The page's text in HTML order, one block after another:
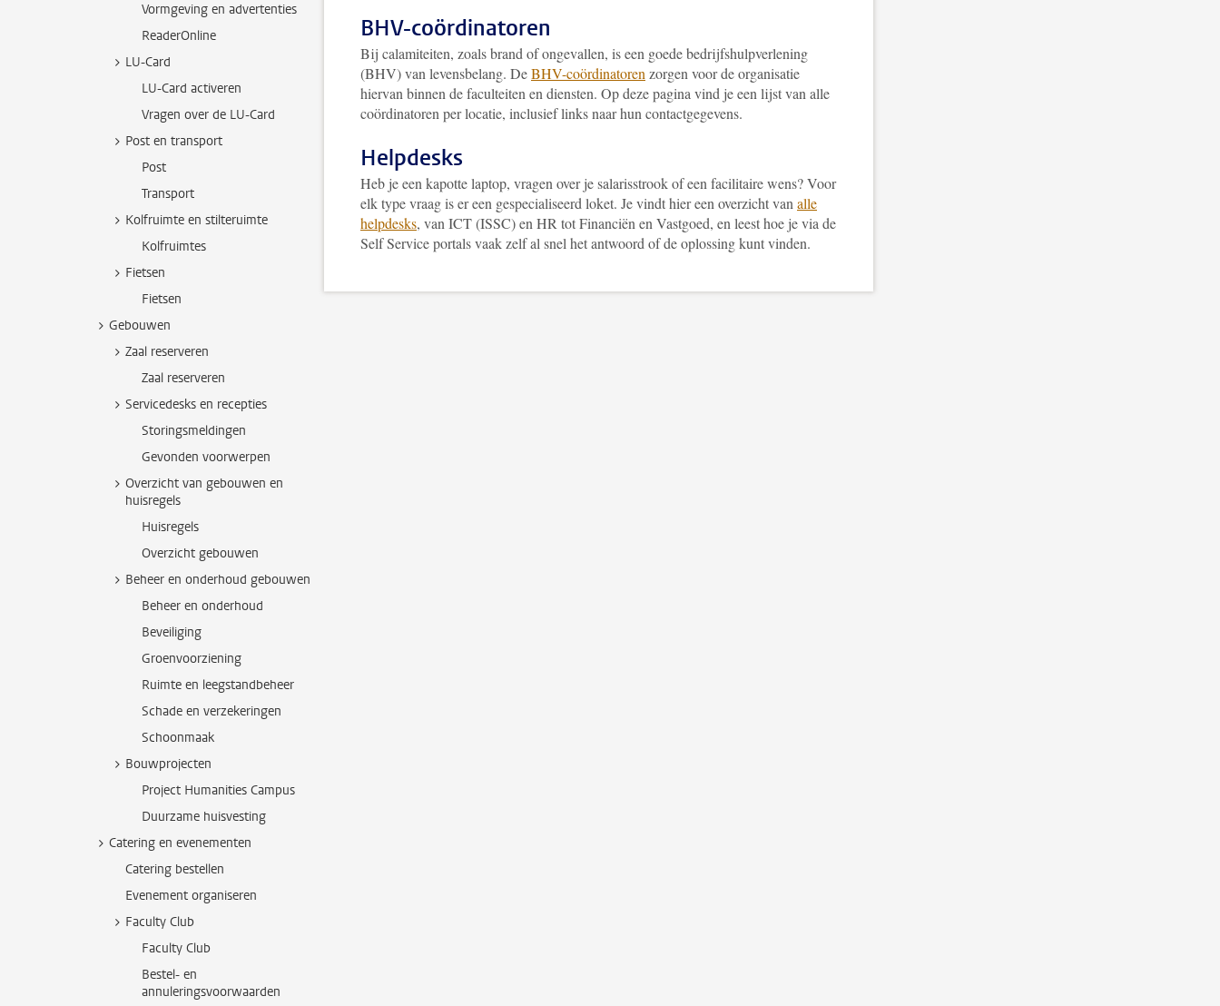
Vormgeving en advertenties
ReaderOnline
LU-Card
LU-Card activeren
Vragen over de LU-Card
Post en transport
Post
Transport
Kolfruimte en stilteruimte
Kolfruimtes
Fietsen
Fietsen
Gebouwen
Zaal reserveren
Zaal reserveren
Servicedesks en recepties
Storingsmeldingen
Gevonden voorwerpen
Overzicht van gebouwen en
huisregels
Huisregels
Overzicht gebouwen
Beheer en onderhoud gebouwen
Beheer en onderhoud
Beveiliging
Groenvoorziening
Ruimte en leegstandbeheer
Schade en verzekeringen
Schoonmaak
Bouwprojecten
Project Humanities Campus
Duurzame huisvesting
Catering en evenementen
Catering bestellen
Evenement organiseren
Faculty Club
Faculty Club
Bestel- en
annuleringsvoorwaarden
BHV-coördinatoren
Bij calamiteiten, zoals brand of ongevallen, is een goede bedrijfshulpverlening
(BHV) van levensbelang. DeBHV-coördinatoren zorgen voor de organisatie
hiervan binnen de faculteiten en diensten. Op deze pagina vind je een lijst van alle
coördinatoren per locatie, inclusief links naar hun contactgegevens.
Helpdesks
Heb je een kapotte laptop, vragen over je salarisstrook of een facilitaire wens? Voor
elk type vraag is er een gespecialiseerd loket. Je vindt hier een overzicht van alle
helpdesks, van ICT (ISSC) en HR tot Financiën en Vastgoed, en leest hoe je via de
Self Service portals vaak zelf al snel het antwoord of de oplossing kunt vinden.